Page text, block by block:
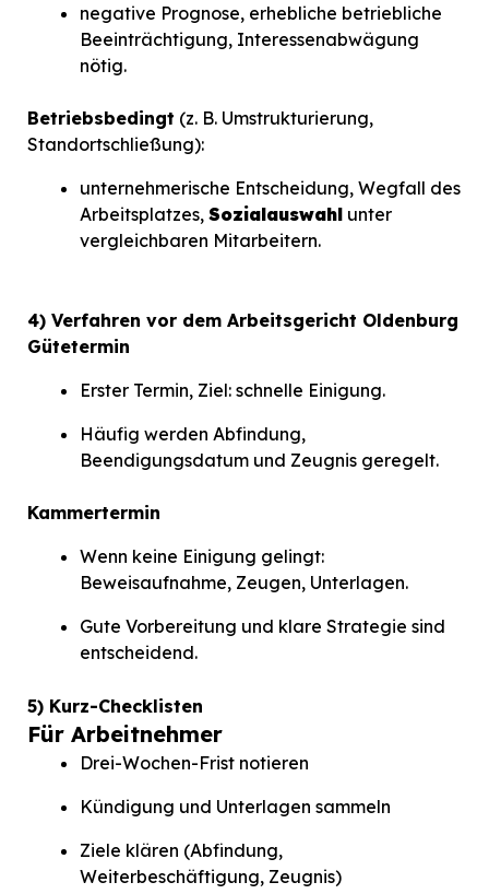
negative Prognose, erhebliche betriebliche
Beeinträchtigung, Interessenabwägung
nötig.
Betriebsbedingt (z. B. Umstrukturierung,
Standortschließung):
unternehmerische Entscheidung, Wegfall des
Arbeitsplatzes, Sozialauswahl unter
vergleichbaren Mitarbeitern.
4) Verfahren vor dem Arbeitsgericht Oldenburg
Gütetermin
Erster Termin, Ziel: schnelle Einigung.
Häufig werden Abfindung,
Beendigungsdatum und Zeugnis geregelt.
Kammertermin
Wenn keine Einigung gelingt:
Beweisaufnahme, Zeugen, Unterlagen.
Gute Vorbereitung und klare Strategie sind
entscheidend.
5) Kurz-Checklisten
Für Arbeitnehmer
Drei-Wochen-Frist notieren
Kündigung und Unterlagen sammeln
Ziele klären (Abfindung,
Weiterbeschäftigung, Zeugnis)